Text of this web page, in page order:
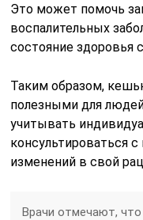
Это может помочь
воспалительных
состояние здоровья
Таким образом,
полезными для
учитывать
консультироваться
изменений в свой
Врачи отмечают, что